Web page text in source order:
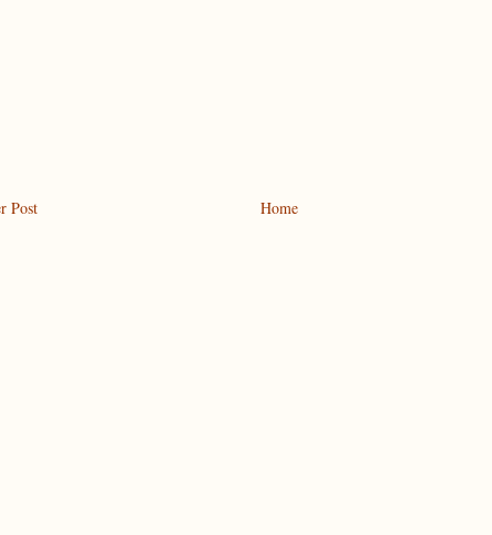
Post Home